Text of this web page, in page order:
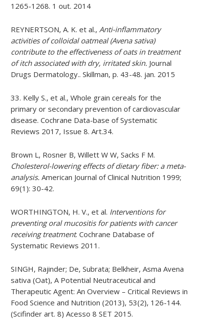
1265-1268. 1 out. 2014
REYNERTSON, A. K. et al., Anti-inflammatory
activities of colloidal oatmeal (Avena sativa)
contribute to the effectiveness of oats in treatment
of itch associated with dry, irritated skin. Journal
Drugs Dermatology.. Skillman, p. 43-48. jan. 2015
33. Kelly S., et al., Whole grain cereals for the
primary or secondary prevention of cardiovascular
disease. Cochrane Data-base of Systematic
Reviews 2017, Issue 8. Art.34.
Brown L, Rosner B, Willett W W, Sacks F M.
Cholesterol-lowering effects of dietary fiber: a meta-
analysis. American Journal of Clinical Nutrition 1999;
69(1): 30-42.
WORTHINGTON, H. V., et al. Interventions for
preventing oral mucositis for patients with cancer
receiving treatment. Cochrane Database of
Systematic Reviews 2011.
SINGH, Rajinder; De, Subrata; Belkheir, Asma Avena
sativa (Oat)​, A Potential Neutraceutical and
Therapeutic Agent: An Overview – Critical Reviews in
Food Science and Nutrition (2013), 53(2), 126-144.
(Scifinder art. 8) Acesso 8 SET 2015.